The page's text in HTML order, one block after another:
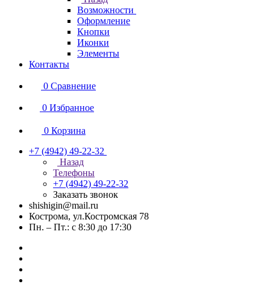
Возможности
Оформление
Кнопки
Иконки
Элементы
Контакты
0 Сравнение
0 Избранное
0 Корзина
+7 (4942) 49-22-32
Назад
Телефоны
+7 (4942) 49-22-32
Заказать звонок
shishigin@mail.ru
Кострома, ул.Костромская 78
Пн. – Пт.: с 8:30 до 17:30